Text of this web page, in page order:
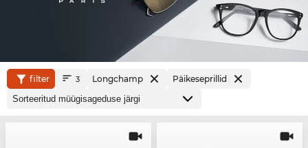
filter 3 Longchamp Päikeseprillid